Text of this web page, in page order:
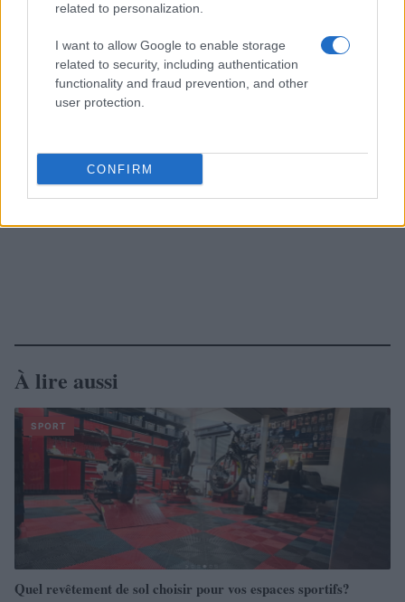
related to personalization.
I want to allow Google to enable storage
related to security, including authentication
functionality and fraud prevention, and other
user protection.
CONFIRM
À lire aussi
SPORT
Quel revêtement de sol choisir pour vos espaces sportifs?